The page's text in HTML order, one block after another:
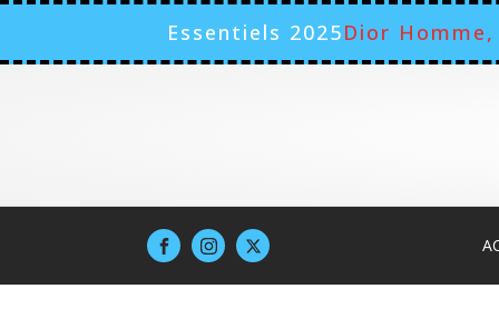
Essentiels 2025Dior
Jusqu au 70 sur